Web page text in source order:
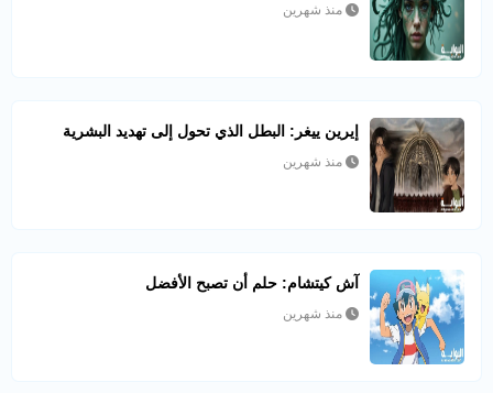
منذ شهرين
إيرين ييغر: البطل الذي تحول إلى تهديد البشرية
منذ شهرين
آش كيتشام: حلم أن تصبح الأفضل
منذ شهرين